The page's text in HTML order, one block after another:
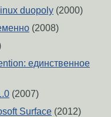
duopoly (2000)
(2008)
единственное
(2007)
Surface (2012)